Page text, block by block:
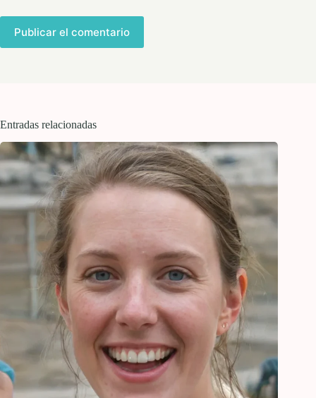
Publicar el comentario
Entradas relacionadas